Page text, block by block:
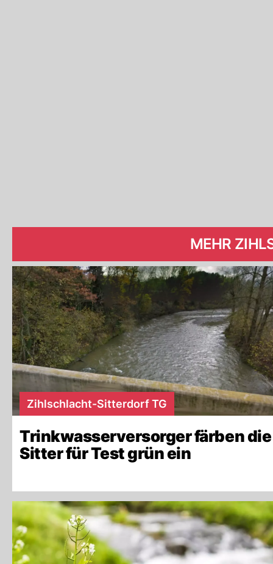
MEHR
Zihlschlacht-Sitterdorf TG
Trinkwasserversorger färben die
Sitter für Test grün ein